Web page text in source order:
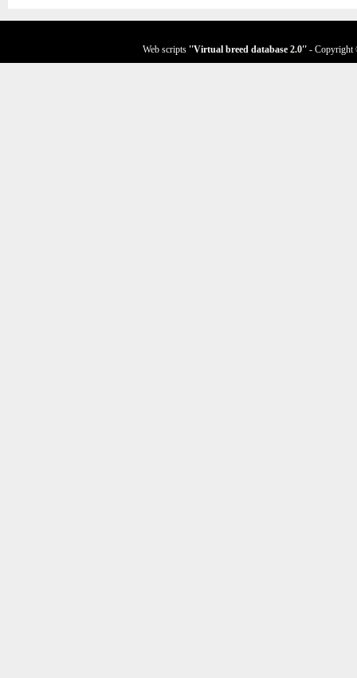
Web scripts ''Virtual breed database 2.0'' - Copyright